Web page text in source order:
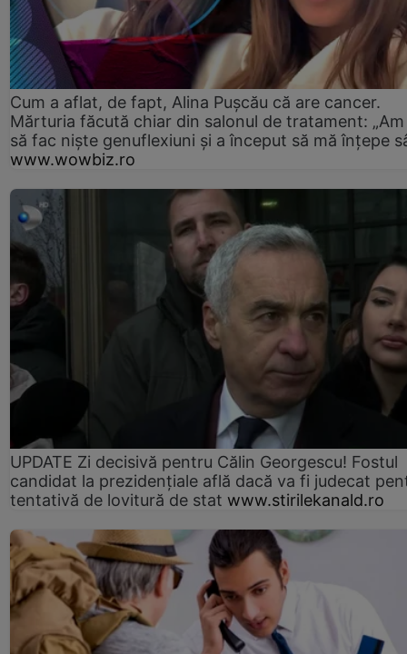
Cum a aflat, de fapt, Alina Pușcău că are cancer.
Mărturia făcută chiar din salonul de tratament:
să fac niște genuflexiuni și a început să mă înțepe
www.wowbiz.ro
UPDATE Zi decisivă pentru Călin Georgescu! Fostul
candidat la prezidențiale află dacă va fi judecat
tentativă de lovitură de stat www.stirilekanald.ro